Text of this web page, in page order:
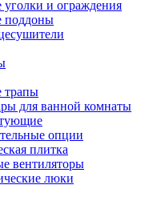
и ограждения
поддоны
трапы
для ванной комнаты
опции
плитка
вентиляторы
люки